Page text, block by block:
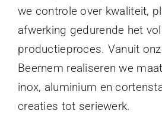
we controle over kwaliteit,
afwerking gedurende het
productieproces. Vanuit
Beernem realiseren we
inox, aluminium en
creaties tot seriewerk.